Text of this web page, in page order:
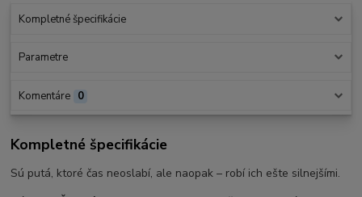
Kompletné špecifikácie
Parametre
Komentáre 0
Kompletné špecifikácie
Sú putá, ktoré čas neoslabí, ale naopak – robí ich ešte silnejšími.